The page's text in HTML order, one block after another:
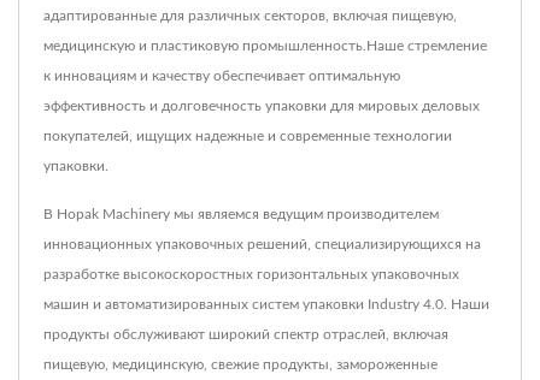
адаптированные для различных секторов, включая пищевую,
медицинскую и пластиковую промышленность.Наше стремление
к инновациям и качеству обеспечивает оптимальную
эффективность и долговечность упаковки для мировых деловых
покупателей, ищущих надежные и современные технологии
упаковки.
В Hopak Machinery мы являемся ведущим производителем
инновационных упаковочных решений, специализирующихся на
разработке высокоскоростных горизонтальных упаковочных
машин и автоматизированных систем упаковки Industry 4.0. Наши
продукты обслуживают широкий спектр отраслей, включая
пищевую, медицинскую, свежие продукты, замороженные